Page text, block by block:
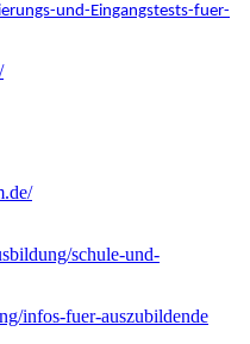
und-Eingangstests-fuer-
schule-und-
infos-fuer-auszubildende